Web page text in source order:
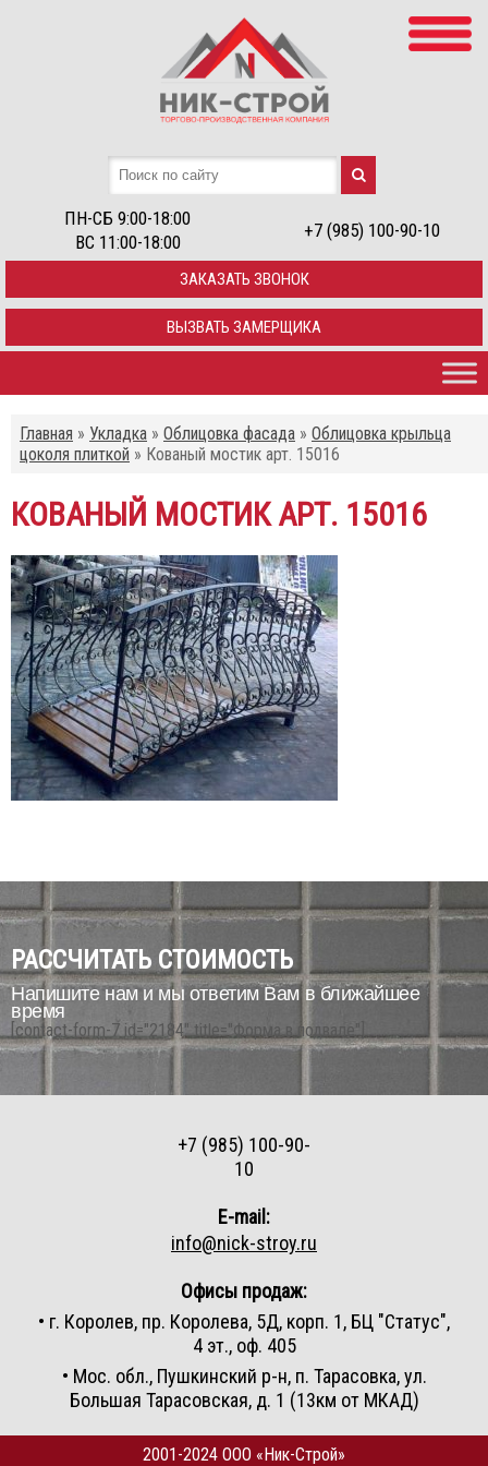
ПН-СБ 9:00-18:00
ВС 11:00-18:00
+7 (985) 100-90-10
ЗАКАЗАТЬ ЗВОНОК
ВЫЗВАТЬ ЗАМЕРЩИКА
Главная » Укладка » Облицовка фасада » Облицовка крыльца
цоколя плиткой » Кованый мостик арт. 15016
КОВАНЫЙ МОСТИК АРТ. 15016
РАССЧИТАТЬ СТОИМОСТЬ
Напишите нам и мы ответим Вам в ближайшее
время
[contact-form-7 id="2184" title="Форма в подвале"]
Офисы продаж:
• г. Королев, пр. Королева, 5Д, корп. 1, БЦ "Статус",
4 эт., оф. 405
• Мос. обл., Пушкинский р-н, п. Тарасовка, ул.
Большая Тарасовская, д. 1 (13км от МКАД)
+7 (985) 100-90-
10
E-mail:
info@nick-stroy.ru
2001-2024 ООО «Ник-Строй»